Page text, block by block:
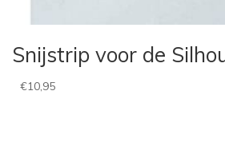
Snijstrip voor de
€10,95